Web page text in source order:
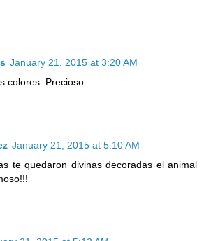
January 21, 2015 at 3:20 AM
colores. Precioso.
January 21, 2015 at 5:10 AM
te quedaron divinas decoradas el animal